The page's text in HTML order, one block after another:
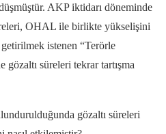
AKP iktidarı döneminde
OHAL ile birlikte yükselişini
istenen “Terörle
süreleri tekrar tartışma
gözaltı süreleri